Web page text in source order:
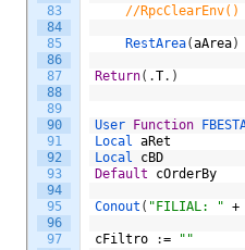
83
84
85
86
87
88
89
90
91
92
93
94
95
96
97
//RpcClearEnv()
RestArea(aArea)
Return( .T. )
User Function
Local aRet
Local cBD
Default
cOrderBy
Conout ( "FILIAL: " +
cFiltro := ""